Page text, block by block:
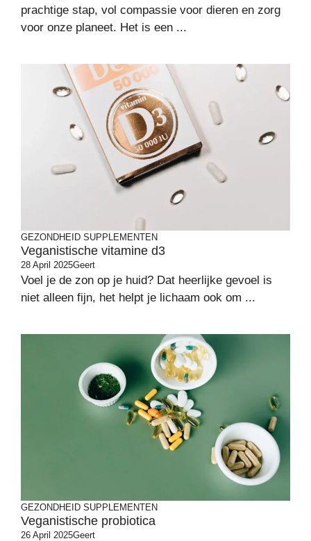
prachtige stap, vol compassie voor dieren en zorg
voor onze planeet. Het is een ...
GEZONDHEID SUPPLEMENTEN
Veganistische vitamine d3
28 April 2025Geert
Voel je de zon op je huid? Dat heerlijke gevoel is
niet alleen fijn, het helpt je lichaam ook om ...
GEZONDHEID SUPPLEMENTEN
Veganistische probiotica
26 April 2025Geert